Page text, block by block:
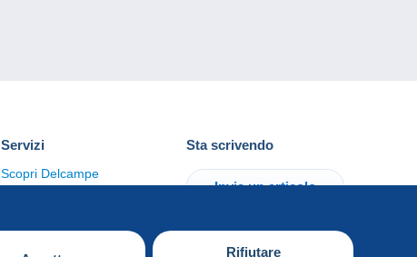
Rifiutare
Servizi
Scopri Delcampe
Sta scrivendo
Invia un articolo